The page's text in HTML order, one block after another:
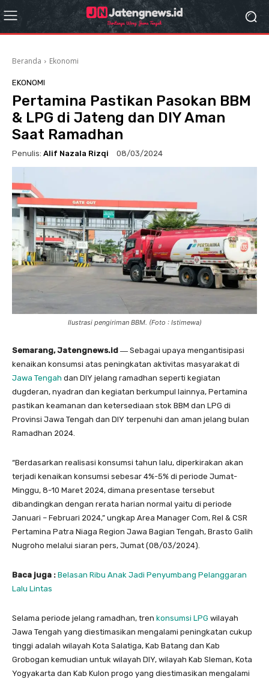
Beranda Ekonomi
EKONOMI
Pertamina Pastikan Pasokan BBM
& LPG di Jateng dan DIY Aman
Saat Ramadhan
Penulis: Alif Nazala Rizqi 08/03/2024
Ilustrasi pengiriman BBM. (Foto : Istimewa)
Semarang, Jatengnews.id ― Sebagai upaya mengantisipasi
kenaikan konsumsi atas peningkatan aktivitas masyarakat di
Jawa Tengah dan DIY jelang ramadhan seperti kegiatan
dugderan, nyadran dan kegiatan berkumpul lainnya, Pertamina
pastikan keamanan dan ketersediaan stok BBM dan LPG di
Provinsi Jawa Tengah dan DIY terpenuhi dan aman jelang bulan
Ramadhan 2024.
“Berdasarkan realisasi konsumsi tahun lalu, diperkirakan akan
terjadi kenaikan konsumsi sebesar 4%-5% di periode Jumat-
Minggu, 8-10 Maret 2024, dimana presentase tersebut
dibandingkan dengan rerata harian normal yaitu di periode
Januari – Februari 2024,” ungkap Area Manager Com, Rel & CSR
Pertamina Patra Niaga Region Jawa Bagian Tengah, Brasto Galih
Nugroho melalui siaran pers, Jumat (08/03/2024).
Baca juga : Belasan Ribu Anak Jadi Penyumbang Pelanggaran
Lalu Lintas
Selama periode jelang ramadhan, tren konsumsi LPG wilayah
Jawa Tengah yang diestimasikan mengalami peningkatan cukup
tinggi adalah wilayah Kota Salatiga, Kab Batang dan Kab
Grobogan kemudian untuk wilayah DIY, wilayah Kab Sleman, Kota
Yogyakarta dan Kab Kulon progo yang diestimasikan mengalami